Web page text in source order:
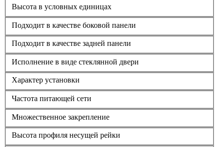
Высота в условных единицах
Подходит в качестве боковой панели
Подходит в качестве задней панели
Исполнение в виде стеклянной двери
Характер установки
Частота питающей сети
Множественное закрепление
Высота профиля несущей рейки